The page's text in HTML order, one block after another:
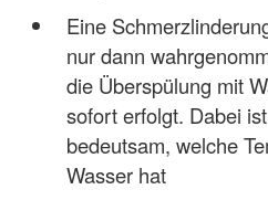
Eine
nur dann
die Überspülung mit
sofort erfolgt. Dabei
bedeutsam, welche
Wasser hat